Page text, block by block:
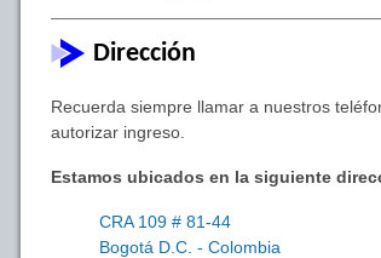
Dirección
Recuerda siempre llamar a nuestros
autorizar ingreso.
Estamos ubicados en la siguiente
CRA 109 # 81-44
Bogotá D.C. - Colombia